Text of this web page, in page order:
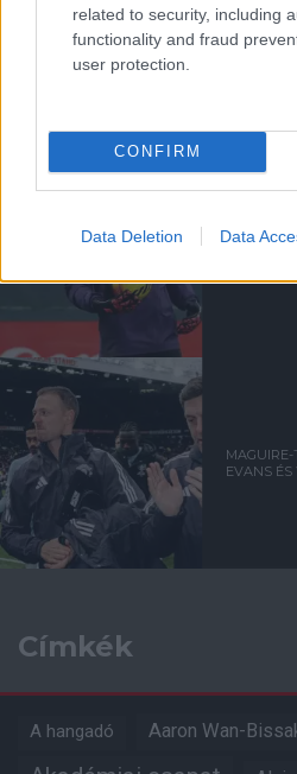
related to security, including
functionality and fraud
user protection.
CONFIRM
Data Deletion Data
GIGGS:
MELYIK
MAGUIRE-
EVANS ÉS
Címkék
A hangadó Aaron Wan-